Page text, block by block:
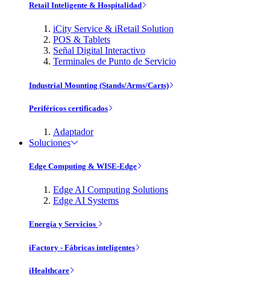
Retail Inteligente & Hospitalidad
iCity Service & iRetail Solution
POS & Tablets
Señal Digital Interactivo
Terminales de Punto de Servicio
Industrial Mounting (Stands/Arms/Carts)
Periféricos certificados
Adaptador
Soluciones
Edge Computing & WISE-Edge
Edge AI Computing Solutions
Edge AI Systems
Energía y Servicios
iFactory - Fábricas inteligentes
iHealthcare